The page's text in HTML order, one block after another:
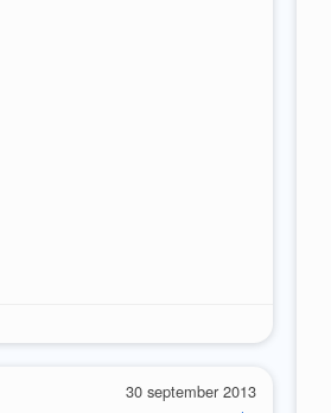
30 september 2013